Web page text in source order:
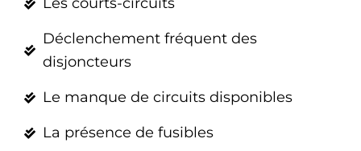
Déclenchement fréquent des
disjoncteurs
Le manque de circuits disponibles
La présence de fusibles